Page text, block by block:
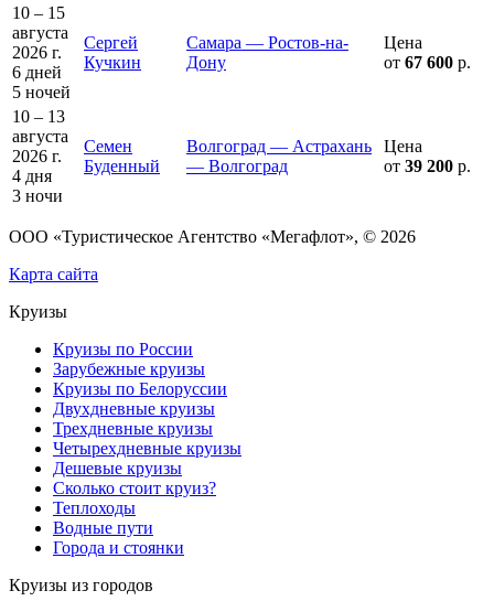
10 – 15
августа
2026 г.
6 дней
5 ночей
Сергей
Кучкин
Самара — Ростов-на-
Дону
Цена
от 67 600 р.
10 – 13
августа
2026 г.
4 дня
3 ночи
Семен
Буденный
Волгоград — Астрахань
— Волгоград
Цена
от 39 200 р.
ООО «Туристическое Агентство «Мегафлот», © 2026
Карта сайта
Круизы
Круизы по России
Зарубежные круизы
Круизы по Белоруссии
Двухдневные круизы
Трехдневные круизы
Четырехдневные круизы
Дешевые круизы
Сколько стоит круиз?
Теплоходы
Водные пути
Города и стоянки
Круизы из городов